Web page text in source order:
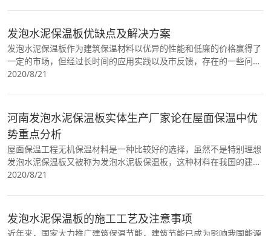
发泡水泥保温板优缺点及解决方案
发泡水泥保温板作为建筑保温材料以优异的性能和低廉的价格赢得了
一定的市场，但经过长时间的应用实践以及市反馈，存在的一些问题
逐渐浮出水面，像发泡水泥板吸水性高，南方雨
2020/8/21
河南发泡水泥保温板实体生产厂家论在屋面保温中优
势重点分析
屋面保温工程无机保温材料是一种比较好的选择，虽然不是特别理想
发泡水泥保温板又被称为发泡水泥板保温板，这种材料在我国的建材
领域当中占有一个很高的市场份额。而且水泥发
2020/8/21
发泡水泥保温板的施工工艺及注意事项
近年来，国家大力推广建筑保温节能，建筑节能已成为影响我国能源